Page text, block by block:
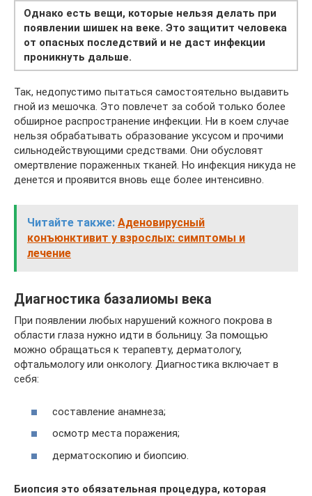
Однако есть вещи, которые нельзя делать при
появлении шишек на веке. Это защитит человека
от опасных последствий и не даст инфекции
проникнуть дальше.
Так, недопустимо пытаться самостоятельно выдавить
гной из мешочка. Это повлечет за собой только более
обширное распространение инфекции. Ни в коем случае
нельзя обрабатывать образование уксусом и прочими
сильнодействующими средствами. Они обусловят
омертвление пораженных тканей. Но инфекция никуда не
денется и проявится вновь еще более интенсивно.
Читайте также: Аденовирусный
конъюнктивит у взрослых: симптомы и
лечение
Диагностика базалиомы века
При появлении любых нарушений кожного покрова в
области глаза нужно идти в больницу. За помощью
можно обращаться к терапевту, дерматологу,
офтальмологу или онкологу. Диагностика включает в
себя:
составление анамнеза;
осмотр места поражения;
дерматоскопию и биопсию.
Биопсия это обязательная процедура, которая